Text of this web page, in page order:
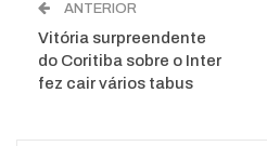
ANTERIOR
Vitória surpreendente
do Coritiba sobre o Inter
fez cair vários tabus